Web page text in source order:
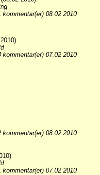
kommentar(er) 08.02 2010
kommentar(er) 07.02 2010
kommentar(er) 08.02 2010
kommentar(er) 07.02 2010